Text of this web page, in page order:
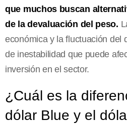
que muchos buscan
de la devaluación del peso.
económica y la fluctuación del
de inestabilidad que puede
inversión en el sector.
¿Cuál es la
dólar Blue y el